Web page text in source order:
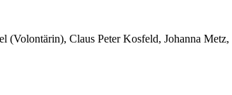
(Volontärin), Claus Peter Kosfeld, Johanna